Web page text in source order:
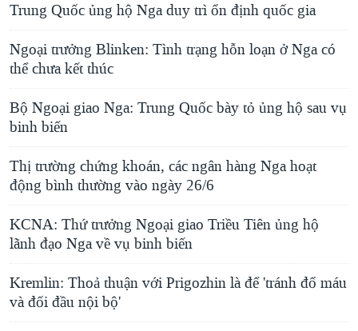
Trung Quốc ủng hộ Nga duy trì ổn định quốc gia
Ngoại trưởng Blinken: Tình trạng hỗn loạn ở Nga có
thể chưa kết thúc
Bộ Ngoại giao Nga: Trung Quốc bày tỏ ủng hộ sau vụ
binh biến
Thị trường chứng khoán, các ngân hàng Nga hoạt
động bình thường vào ngày 26/6
KCNA: Thứ trưởng Ngoại giao Triều Tiên ủng hộ
lãnh đạo Nga về vụ binh biến
Kremlin: Thoả thuận với Prigozhin là để 'tránh đổ máu
và đối đầu nội bộ'